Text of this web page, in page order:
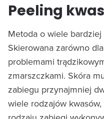
Peeling
Metoda o wiele
Skierowana zarówno
problemami
zmarszczkami. Skóra
zabiegu przynajmniej
wiele rodzajów